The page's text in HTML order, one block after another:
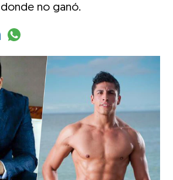
no ganó.
actual mediante Email
actual mediante Facebook
el artículo actual mediante Twitter
el artículo actual mediante LinkedIn
Compartir el artículo actual mediante